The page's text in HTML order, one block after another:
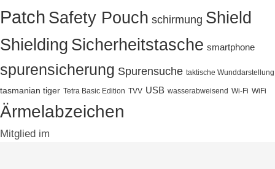
Patch Safety Pouch schirmung Shield
Shielding Sicherheitstasche smartphone
spurensicherung Spurensuche taktische Wunddarstellung
tasmanian tiger Tetra Basic Edition TVV USB wasserabweisend Wi-Fi WiFi
Ärmelabzeichen
Mitglied im